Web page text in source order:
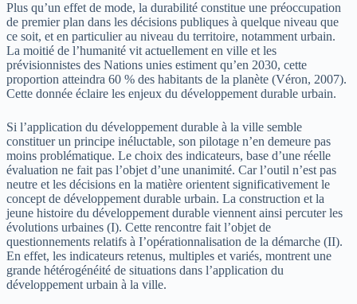
Plus qu’un effet de mode, la durabilité constitue une préoccupation
de premier plan dans les décisions publiques à quelque niveau que
ce soit, et en particulier au niveau du territoire, notamment urbain.
La moitié de l’humanité vit actuellement en ville et les
prévisionnistes des Nations unies estiment qu’en 2030, cette
proportion atteindra 60 % des habitants de la planète (Véron, 2007).
Cette donnée éclaire les enjeux du développement durable urbain.
Si l’application du développement durable à la ville semble
constituer un principe inéluctable, son pilotage n’en demeure pas
moins problématique. Le choix des indicateurs, base d’une réelle
évaluation ne fait pas l’objet d’une unanimité. Car l’outil n’est pas
neutre et les décisions en la matière orientent significativement le
concept de développement durable urbain. La construction et la
jeune histoire du développement durable viennent ainsi percuter les
évolutions urbaines (I). Cette rencontre fait l’objet de
questionnements relatifs à I’opérationnalisation de la démarche (II).
En effet, les indicateurs retenus, multiples et variés, montrent une
grande hétérogénéité de situations dans l’application du
développement urbain à la ville.